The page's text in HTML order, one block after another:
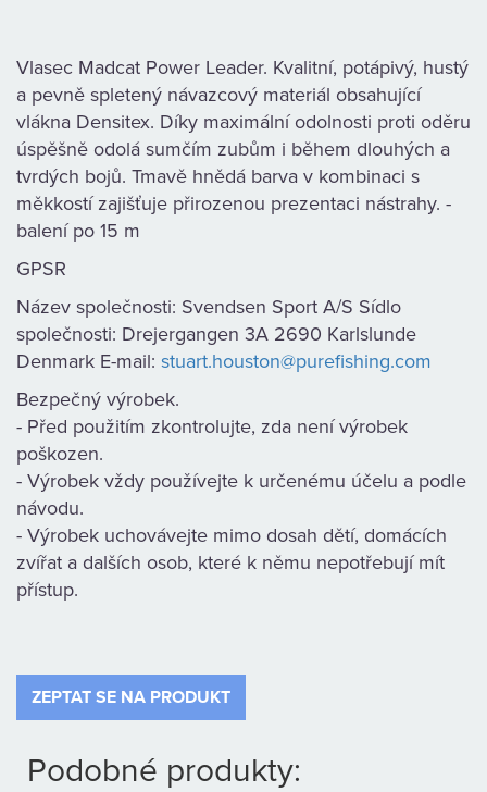
OBCHODNÍ
PODMÍNKY
KAMENNÁ
PRODEJNA
Vlasec Madcat Power Leader. Kvalitní, potápivý, hustý
a pevně spletený návazcový materiál obsahující
vlákna Densitex. Díky maximální odolnosti proti oděru
úspěšně odolá sumčím zubům i během dlouhých a
tvrdých bojů. Tmavě hnědá barva v kombinaci s
měkkostí zajišťuje přirozenou prezentaci nástrahy. -
balení po 15 m
GPSR
Název společnosti: Svendsen Sport A/S Sídlo
společnosti: Drejergangen 3A 2690 Karlslunde
Denmark E-mail: stuart.houston@purefishing.com
Bezpečný výrobek.
- Před použitím zkontrolujte, zda není výrobek
poškozen.
- Výrobek vždy používejte k určenému účelu a podle
návodu.
- Výrobek uchovávejte mimo dosah dětí, domácích
zvířat a dalších osob, které k němu nepotřebují mít
přístup.
ZEPTAT SE NA PRODUKT
Podobné produkty: